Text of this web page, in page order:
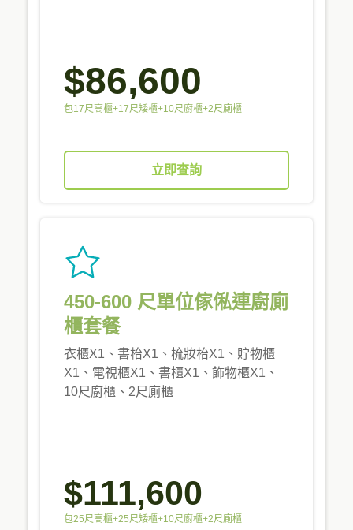
$86,600
包17尺高櫃+17尺矮櫃+10尺廚櫃+2尺廁櫃
立即查詢
450-600 尺單位傢俬連廚廁
櫃套餐
衣櫃X1、書枱X1、梳妝枱X1、貯物櫃
X1、電視櫃X1、書櫃X1、飾物櫃X1、
10尺廚櫃、2尺廁櫃
$111,600
包25尺高櫃+25尺矮櫃+10尺廚櫃+2尺廁櫃